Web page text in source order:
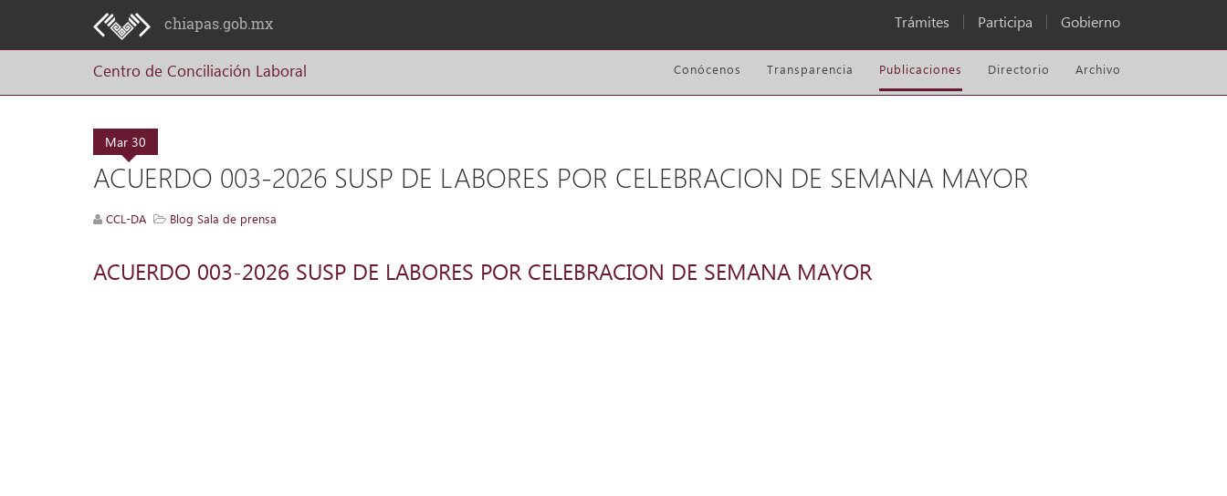
chiapas.gob.mx Trámites Participa Gobierno
Centro de Conciliación Laboral Conócenos Transparencia Publicaciones Directorio Archivo
Mar 30
ACUERDO 003-2026 SUSP DE LABORES POR CELEBRACION DE SEMANA MAYOR
CCL-DA Blog Sala de prensa
ACUERDO 003-2026 SUSP DE LABORES POR CELEBRACION DE SEMANA MAYOR